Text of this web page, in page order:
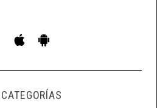
CATEGORÍAS